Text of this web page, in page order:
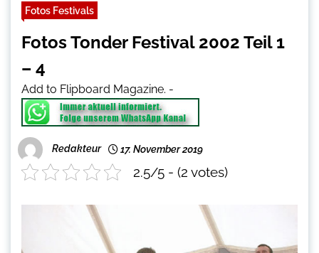
Fotos Festivals
Fotos Tonder Festival 2002 Teil 1
– 4
Add to Flipboard Magazine. -
Redakteur 17. November 2019
2.5/5 - (2 votes)